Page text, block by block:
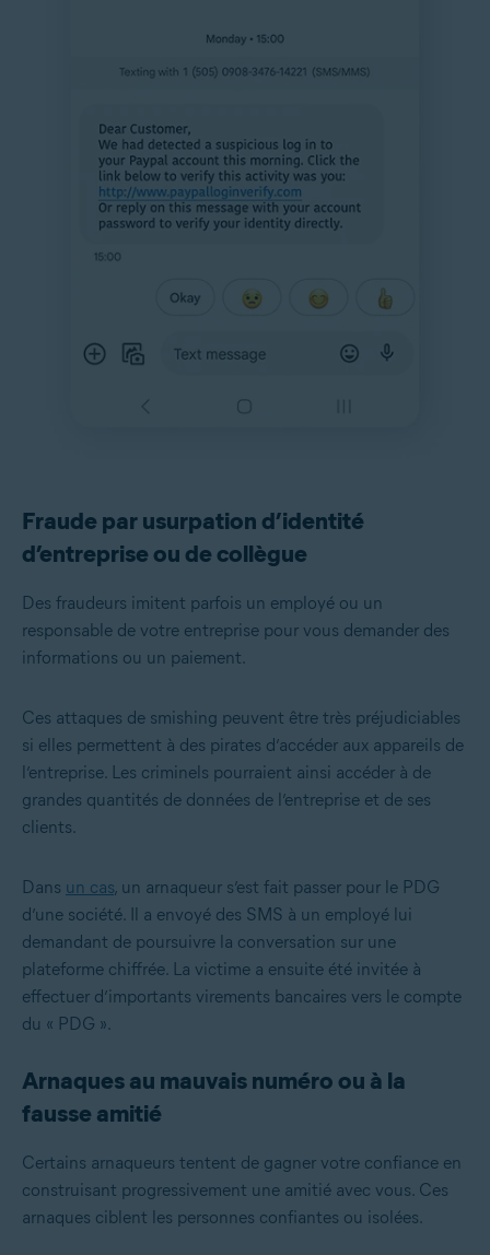
Fraude par usurpation d’identité
d’entreprise ou de collègue
Des fraudeurs imitent parfois un employé ou un
responsable de votre entreprise pour vous demander des
informations ou un paiement.
Ces attaques de smishing peuvent être très préjudiciables
si elles permettent à des pirates d’accéder aux appareils de
l’entreprise. Les criminels pourraient ainsi accéder à de
grandes quantités de données de l’entreprise et de ses
clients.
Dans un cas, un arnaqueur s’est fait passer pour le PDG
d’une société. Il a envoyé des SMS à un employé lui
demandant de poursuivre la conversation sur une
plateforme chiffrée. La victime a ensuite été invitée à
effectuer d’importants virements bancaires vers le compte
du « PDG ».
Arnaques au mauvais numéro ou à la
fausse amitié
Certains arnaqueurs tentent de gagner votre confiance en
construisant progressivement une amitié avec vous. Ces
arnaques ciblent les personnes confiantes ou isolées.